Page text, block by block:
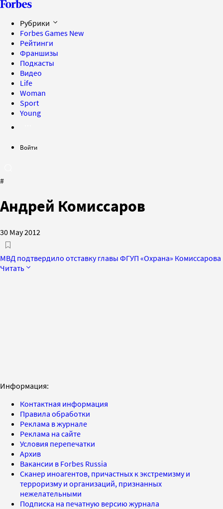
Рубрики
Forbes Games New
Рейтинги
Франшизы
Подкасты
Видео
Life
Woman
Sport
Young
Войти
#
Андрей Комиссаров
30 May 2012
МВД подтвердило отставку главы ФГУП «Охрана» Комиссарова
Читать
Информация:
Контактная информация
Правила обработки
Реклама в журнале
Реклама на сайте
Условия перепечатки
Архив
Вакансии в Forbes Russia
Сканер иноагентов, причастных к экстремизму и
терроризму и организаций, признанных
нежелательными
Подписка на печатную версию журнала